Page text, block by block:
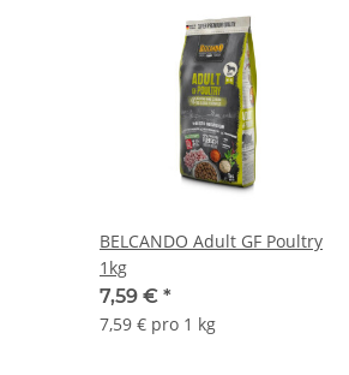
BELCANDO Adult GF Poultry
1kg
7,59 € *
7,59 € pro 1 kg